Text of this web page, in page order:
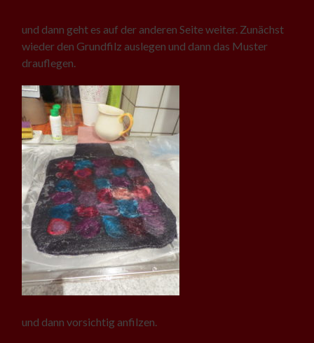
und dann geht es auf der anderen Seite weiter. Zunächst
wieder den Grundfilz auslegen und dann das Muster
drauflegen.
und dann vorsichtig anfilzen.